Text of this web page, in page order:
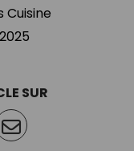
Cuisine
SUR